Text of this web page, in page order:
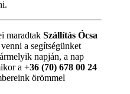
maradtak Szállítás Ócsa
a segítségünket
napján, a nap
a +36 (70) 678 00 24
örömmel